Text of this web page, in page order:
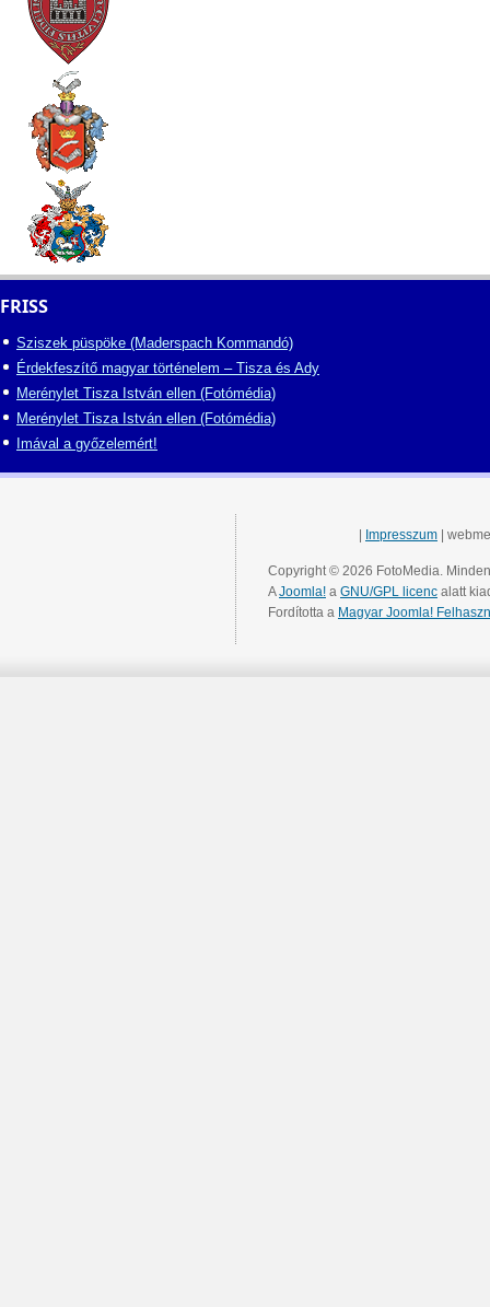
FRISS
Sziszek püspöke (Maderspach Kommandó)
Érdekfeszítő magyar történelem – Tisza és Ady
Merénylet Tisza István ellen (Fotómédia)
Merénylet Tisza István ellen (Fotómédia)
Imával a győzelemért!
Impresszum |
Copyright © 2026 FotoMedia.
AJoomla! a GNU/GPL licenc alatt
Fordította a Magyar Joomla!